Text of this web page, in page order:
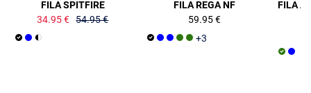
FILA SPITFIRE
34.95 € 54.95 €
FILA REGA NF
59.95 €
FILA